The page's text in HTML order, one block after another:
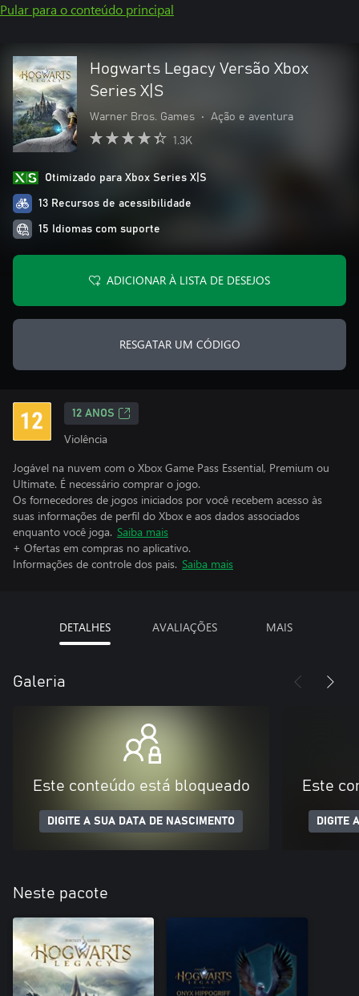
Pular para o conteúdo principal
Hogwarts Legacy Versão Xbox
Series X|S
Warner Bros. Games • Ação e aventura
1.3K
Otimizado para Xbox Series X|S
13 Recursos de acessibilidade
15 Idiomas com suporte
ADICIONAR À LISTA DE DESEJOS
RESGATAR UM CÓDIGO
12 ANOS
Violência
Jogável na nuvem com o Xbox Game Pass Essential, Premium ou
Ultimate. É necessário comprar o jogo.
Os fornecedores de jogos iniciados por você recebem acesso às
suas informações de perfil do Xbox e aos dados associados
enquanto você joga. Saiba mais
+ Ofertas em compras no aplicativo.
Informações de controle dos pais. Saiba mais
DETALHES AVALIAÇÕES MAIS
Galeria
Este conteúdo está bloqueado
DIGITE A SUA DATA DE NASCIMENTO
Este
DIGITE
Neste pacote